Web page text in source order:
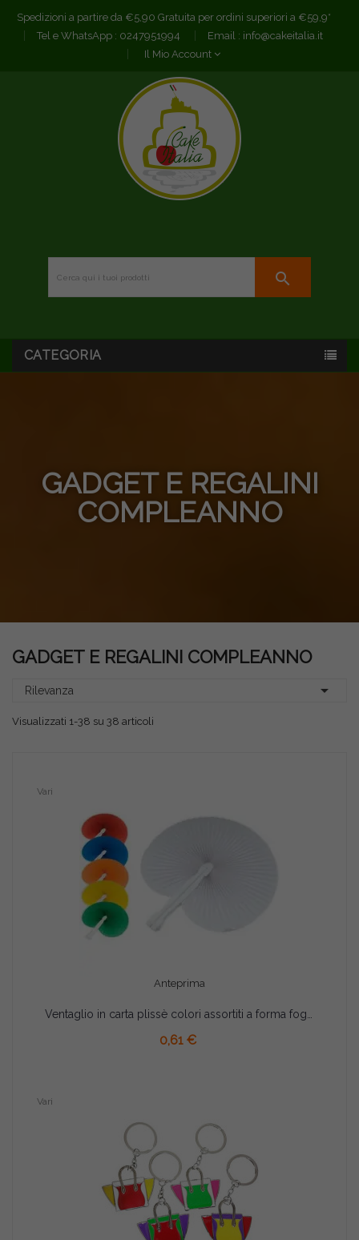
Spedizioni a partire da €5,90 Gratuita per ordini superiori a €59,9*
Tel e WhatsApp : 0247951994 Email : info@cakeitalia.it
Il Mio Account
search
CATEGORIA
GADGET E REGALINI
COMPLEANNO
GADGET E REGALINI COMPLEANNO
Rilevanza 
Visualizzati 1-38 su 38 articoli
Anteprima
Vari
0,61 €
Vari